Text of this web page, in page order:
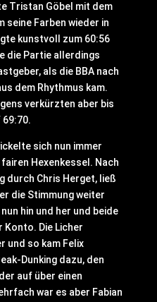
Tristan Göbel mit dem
seine Farben wieder in
kunstvoll zum 60:56
die Partie allerdings
als die BBA nach
dem Rhythmus kam.
verkürzten aber bis
sich nun immer
Hexenkessel. Nach
durch Chris Herget, ließ
die Stimmung weiter
hin und her und beide
Konto. Die Licher
und so kam Felix
Dunking dazu, den
auf über einen
war es aber Fabian